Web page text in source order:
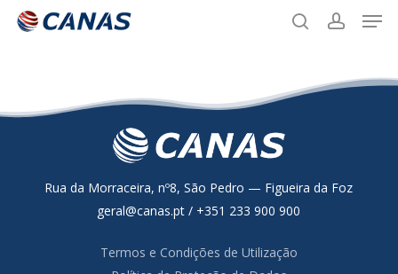
Skip
Rua da Morraceira, nº8, São Pedro — Figueira da Foz
geral@canas.pt / +351 233 900 900
Termos e Condições de Utilização